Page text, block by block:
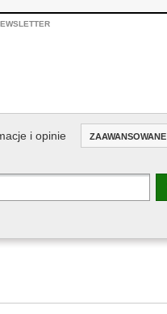
i opinie ZAAWANSOWANE